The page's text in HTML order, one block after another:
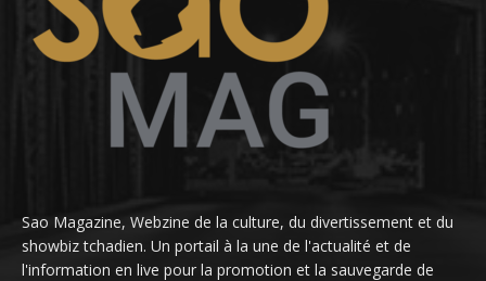
Sao Magazine, Webzine de la culture, du divertissement et du
showbiz tchadien. Un portail à la une de l'actualité et de
l'information en live pour la promotion et la sauvegarde de